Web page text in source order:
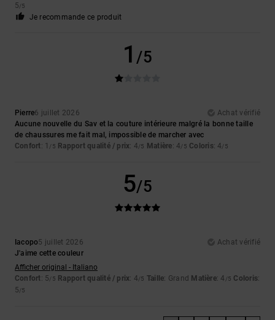
5/5
Je recommande ce produit
1 /5
Pierre6 juillet 2026
Achat vérifié
Aucune nouvelle du Sav et la couture intérieure malgré la bonne taille
de chaussures me fait mal, impossible de marcher avec
Confort: 1 /5 Rapport qualité / prix: 4/5 Matière: 4/5 Coloris: 4/5
5/5
Iacopo5 juillet 2026
Achat vérifié
J'aime cette couleur
Afficher original - Italiano
Confort: 5/5 Rapport qualité / prix: 4/5 Taille: Grand Matière: 4 /5 Coloris:
5/5